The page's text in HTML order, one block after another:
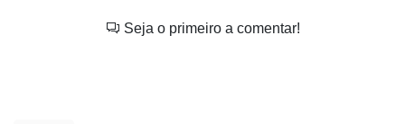
Seja o primeiro a comentar!